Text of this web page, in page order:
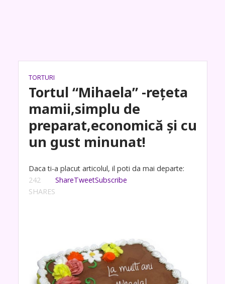
TORTURI
Tortul “Mihaela” -rețeta
mamii,simplu de
preparat,economică și cu
un gust minunat!
Daca ti-a placut articolul, il poti da mai departe:
242
SHARES
ShareTweetSubscribe